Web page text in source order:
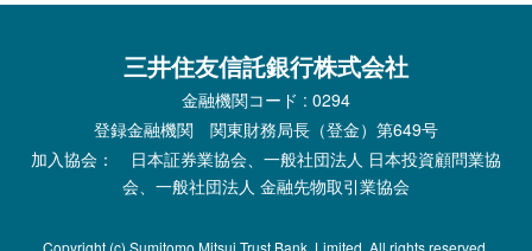
三井住友信託銀行株式会社
金融機関コード : 0294
登録金融機関 関東財務局長（登金）第649号
加入協会： 日本証券業協会、一般社団法人 日本投資顧問業協
会、一般社団法人 金融先物取引業協会
Copyright (c) Sumitomo Mitsui Trust Bank, Limited. All rights reserved.